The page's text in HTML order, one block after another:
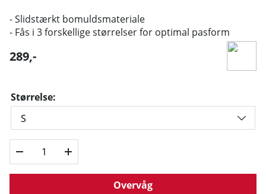
- Slidstærkt bomuldsmateriale
- Fås i 3 forskellige størrelser for optimal pasform
289,-
Størrelse:
Overvåg